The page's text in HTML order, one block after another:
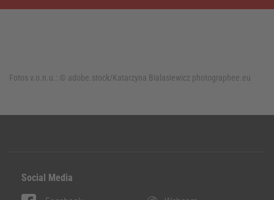
Fotos v.o.n.u.: © adobe.stock/Katarzyna Bialasiewicz photographee.eu
Social Media